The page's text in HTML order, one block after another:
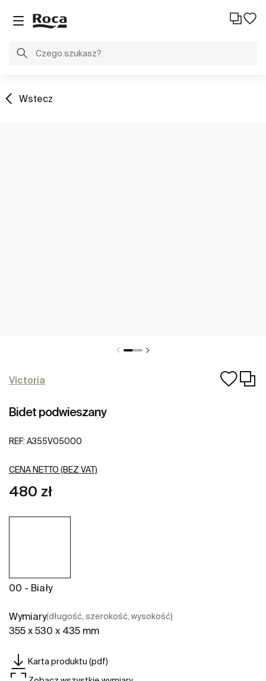
Wstecz
Victoria
Bidet podwieszany
REF: A355V05000
CENA NETTO (BEZ VAT)
480 zł
00 - Biały
Wymiary(długość, szerokość, wysokość)
355 x 530 x 435 mm
Karta produktu (pdf)